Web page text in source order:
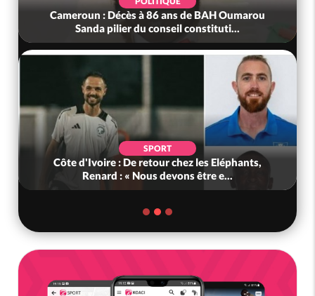
Cameroun : Décès à 86 ans de BAH Oumarou
Sanda pilier du conseil constituti...
SPORT
Côte d'Ivoire : De retour chez les Eléphants,
Renard : « Nous devons être e...